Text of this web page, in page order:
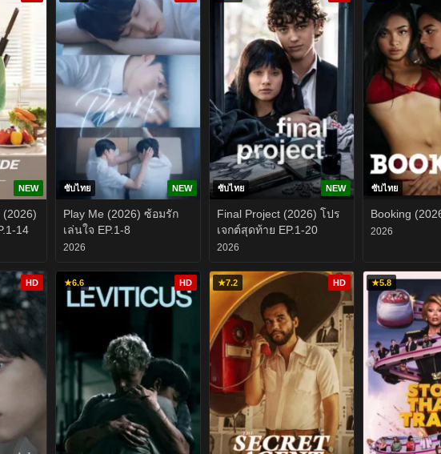
NEW
(2026)
14
ซับไทย NEW
Play Me (2026) ซ้อมรัก
เล่นใจ EP.1-8
2026
ซับไทย NEW
Final Project (2026) โปร
เจกต์สุดท้าย EP.1-20
2026
ซับไทย
Booking
2026
HD ★6.6 HD ★7.2 HD ★5.8